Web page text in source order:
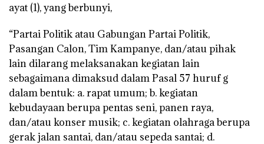
ayat (1), yang berbunyi,
“Partai Politik atau Gabungan Partai Politik,
Pasangan Calon, Tim Kampanye, dan/atau pihak
lain dilarang melaksanakan kegiatan lain
sebagaimana dimaksud dalam Pasal 57 huruf g
dalam bentuk: a. rapat umum; b. kegiatan
kebudayaan berupa pentas seni, panen raya,
dan/atau konser musik; c. kegiatan olahraga berupa
gerak jalan santai, dan/atau sepeda santai; d.